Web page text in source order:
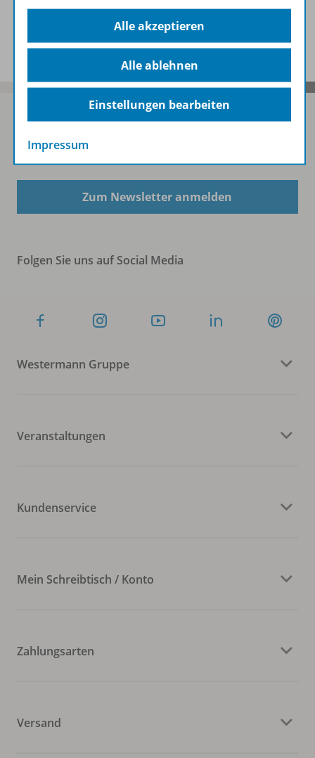
Sofort profitieren
Zum Newsletter anmelden
Folgen Sie uns auf Social Media
Westermann Gruppe
Veranstaltungen
Kundenservice
Mein Schreibtisch / Konto
Zahlungsarten
Versand
Alle akzeptieren
Alle ablehnen
Einstellungen bearbeiten
Impressum